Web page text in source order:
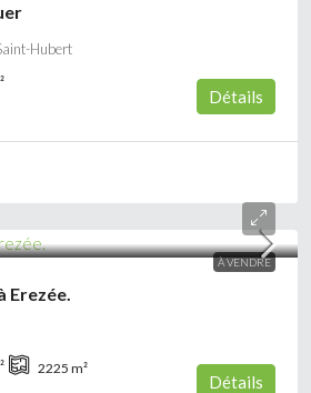
Hubert
Détails
À VENDRE
Erezée.
2225 m²
Détails